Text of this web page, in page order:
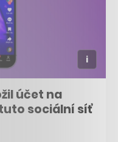
účet na
sociální síť